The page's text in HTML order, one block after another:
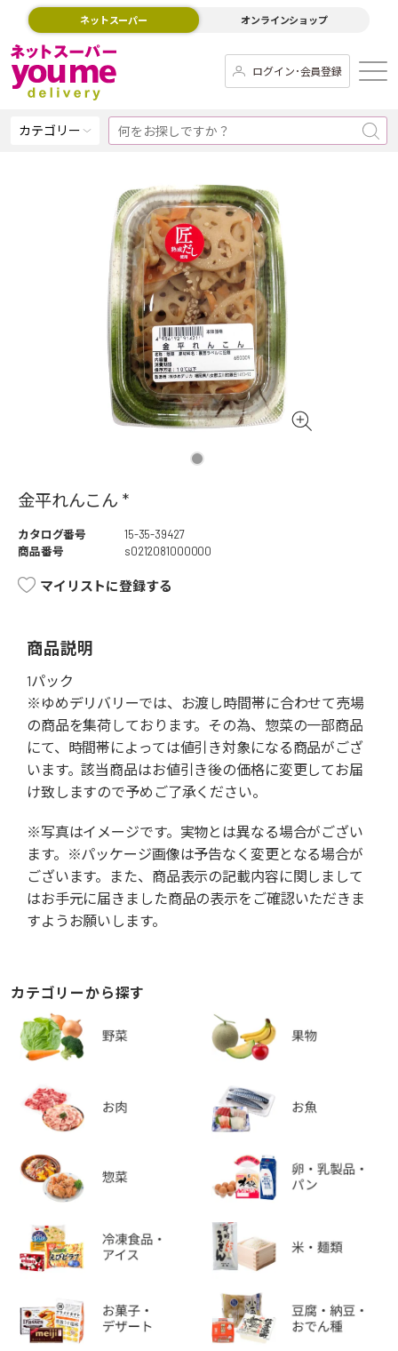
ネットスーパー オンラインショップ
ログイン･会員登録
カテゴリー
金平れんこん *
カタログ番号
15-35-39427
商品番号
s0212081000000
マイリストに登録する
商品説明
1パック
※ゆめデリバリーでは、お渡し時間帯に合わせて売場
の商品を集荷しております。その為、惣菜の一部商品
にて、時間帯によっては値引き対象になる商品がござ
います。該当商品はお値引き後の価格に変更してお届
け致しますので予めご了承ください。
※写真はイメージです。実物とは異なる場合がござい
ます。※パッケージ画像は予告なく変更となる場合が
ございます。また、商品表示の記載内容に関しまして
はお手元に届きました商品の表示をご確認いただきま
すようお願いします。
カテゴリーから探す